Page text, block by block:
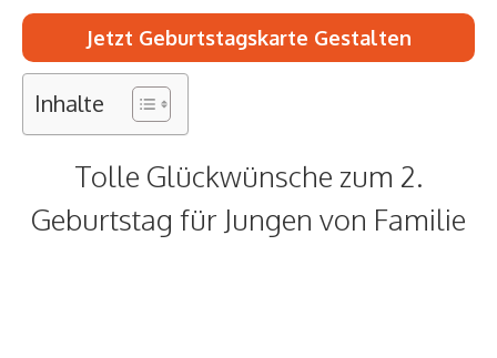
Jetzt Geburtstagskarte Gestalten
Inhalte
Tolle Glückwünsche zum 2.
Geburtstag für Jungen von Familie